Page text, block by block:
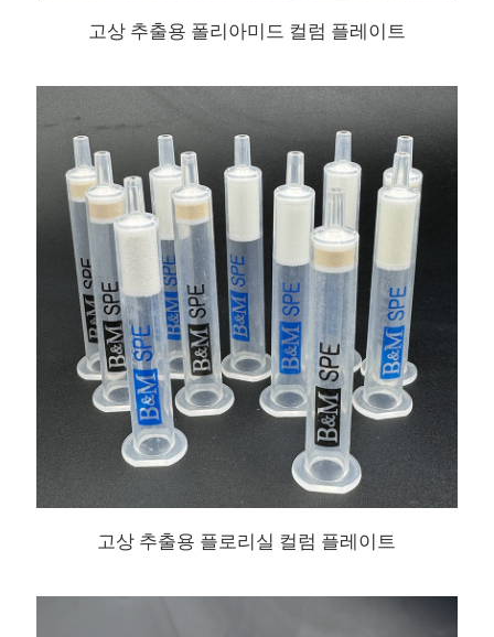
고상 추출용 폴리아미드 컬럼 플레이트
고상 추출용 플로리실 컬럼 플레이트